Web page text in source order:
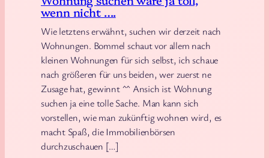
n
e
m
K
i
n
d
l
e
z
wenn nicht ….
Wie letztens erwähnt, suchen wir derzeit nach
Wohnungen. Bommel schaut vor allem nach
kleinen Wohnungen für sich selbst, ich schaue
nach größeren für uns beiden, wer zuerst ne
Zusage hat, gewinnt ^^ Ansich ist Wohnung
suchen ja eine tolle Sache. Man kann sich
vorstellen, wie man zukünftig wohnen wird, es
macht Spaß, die Immobilienbörsen
durchzuschauen […]